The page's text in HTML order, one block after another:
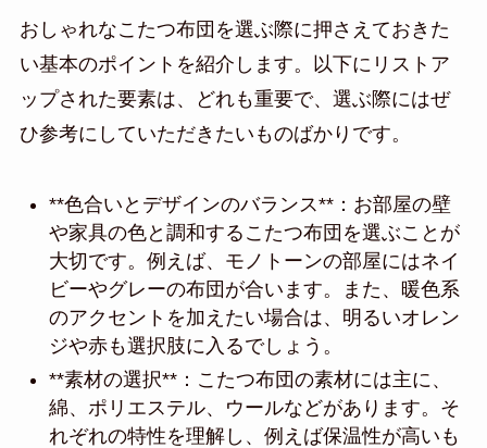
おしゃれなこたつ布団を選ぶ際に押さえておきた
い基本のポイントを紹介します。以下にリストア
ップされた要素は、どれも重要で、選ぶ際にはぜ
ひ参考にしていただきたいものばかりです。
**色合いとデザインのバランス**：お部屋の壁
や家具の色と調和するこたつ布団を選ぶことが
大切です。例えば、モノトーンの部屋にはネイ
ビーやグレーの布団が合います。また、暖色系
のアクセントを加えたい場合は、明るいオレン
ジや赤も選択肢に入るでしょう。
**素材の選択**：こたつ布団の素材には主に、
綿、ポリエステル、ウールなどがあります。そ
れぞれの特性を理解し、例えば保温性が高いも